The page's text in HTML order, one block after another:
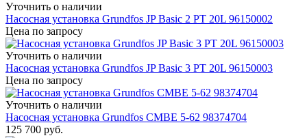
Уточнить о наличии
Насосная установка Grundfos JP Basic 2 PT 20L 96150002
Цена по запросу
Уточнить о наличии
Насосная установка Grundfos JP Basic 3 PT 20L 96150003
Цена по запросу
Уточнить о наличии
Насосная установка Grundfos CMBE 5-62 98374704
125 700 руб.